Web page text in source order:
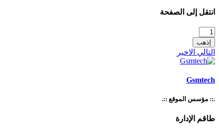
انتقل إلى الصفحة
إذهب
التالي الاخير
Gsmtech
.:: مؤسس الموقع ::.
طاقم الإدارة